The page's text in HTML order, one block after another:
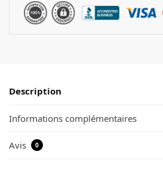
Description
Informations complémentaires
Avis 0